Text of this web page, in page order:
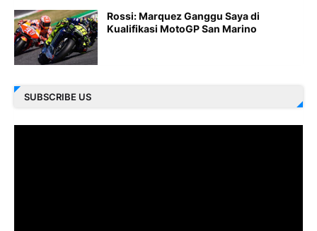
Rossi: Marquez Ganggu Saya di
Kualifikasi MotoGP San Marino
SUBSCRIBE US